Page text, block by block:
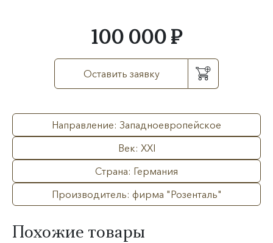
100 000 ₽
Оставить заявку
Направление: Западноевропейское
Век: XXI
Страна: Германия
Производитель: фирма "Розенталь"
Похожие товары